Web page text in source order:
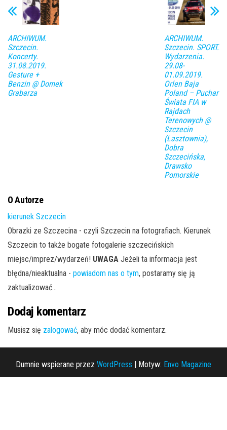
ARCHIWUM.
Szczecin.
Koncerty.
31.08.2019.
Gesture +
Benzin @ Domek
Grabarza
ARCHIWUM.
Szczecin. SPORT.
Wydarzenia.
29.08-
01.09.2019.
Orlen Baja
Poland – Puchar
Świata FIA w
Rajdach
Terenowych @
Szczecin
(Łasztownia),
Dobra
Szczecińska,
Drawsko
Pomorskie
O Autorze
kierunek Szczecin
Obrazki ze Szczecina - czyli Szczecin na fotografiach. Kierunek
Szczecin to także bogate fotogalerie szczecińskich
miejsc/imprez/wydarzeń! UWAGA Jeżeli ta informacja jest
błędna/nieaktualna - powiadom nas o tym, postaramy się ją
zaktualizować...
Dodaj komentarz
Musisz się zalogować, aby móc dodać komentarz.
Dumnie wspierane przez WordPress | Motyw: Envo Magazine